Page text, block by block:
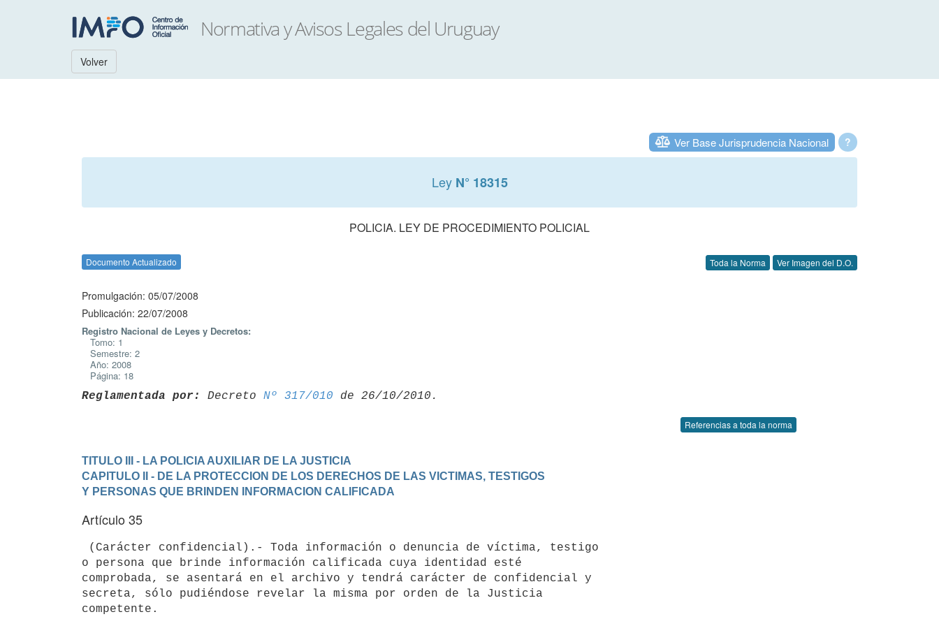
Volver
?
Ver Base Jurisprudencia Nacional
Ley N° 18315
POLICIA. LEY DE PROCEDIMIENTO POLICIAL
Documento Actualizado Toda la Norma Ver Imagen del D.O.
Promulgación: 05/07/2008
Publicación: 22/07/2008
Registro Nacional de Leyes y Decretos:
Tomo: 1
Semestre: 2
Año: 2008
Página: 18
Reglamentada por: Decreto Nº 317/010
Referencias a toda la norma
TITULO III - LA POLICIA AUXILIAR DE LA JUSTICIA
CAPITULO II - DE LA PROTECCION DE LOS DERECHOS DE LAS VICTIMAS, TESTIGOS
Y PERSONAS QUE BRINDEN INFORMACION CALIFICADA
Artículo 35
o persona que brinde información calificada cuya identidad esté
comprobada, se asentará en el archivo y tendrá carácter de confidencial y
secreta, sólo pudiéndose revelar la misma por orden de la Justicia